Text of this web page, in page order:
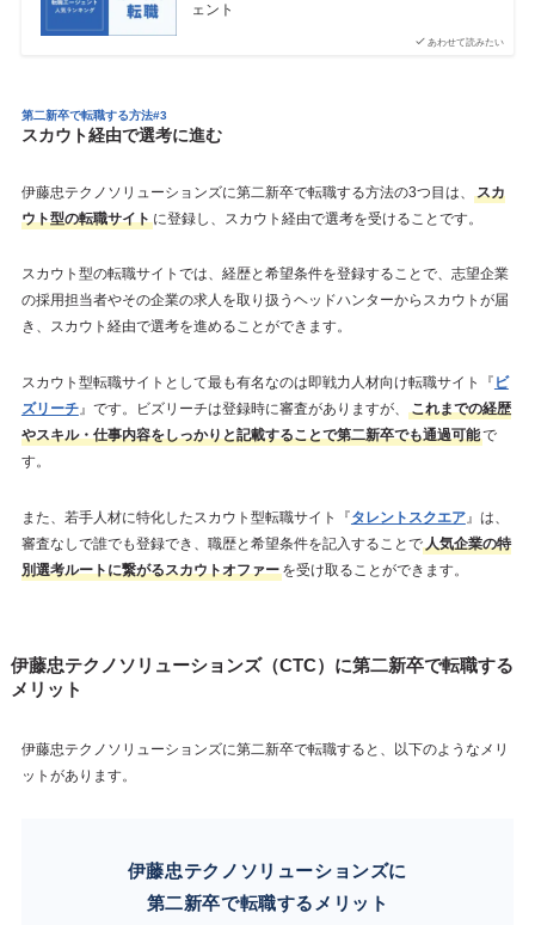
あわせて読みたい
ェント
第二新卒で転職する方法#3
スカウト経由で選考に進む
伊藤忠テクノソリューションズに第二新卒で転職する方法の3つ目は、
スカ
ウト型の転職サイト に登録し、スカウト経由で選考を受けることです。
スカウト型の転職サイトでは、経歴と希望条件を登録することで、志望企業
の採用担当者やその企業の求人を取り扱うヘッドハンターからスカウトが届
き、スカウト経由で選考を進めることができます。
スカウト型転職サイトとして最も有名なのは即戦力人材向け転職サイト『 ビ
ズリーチ』です。ビズリーチは登録時に審査がありますが、
これまでの経歴
やスキル・仕事内容をしっかりと記載することで第二新卒でも通過可能で
す。
また、若手人材に特化したスカウト型転職サイト『タレントスクエア』は、
審査なしで誰でも登録でき、職歴と希望条件を記入することで 人気企業の特
別選考ルートに繋がるスカウトオファー を受け取ることができます。
伊藤忠テクノソリューションズ（CTC）に第二新卒で転職する
メリット
伊藤忠テクノソリューションズに第二新卒で転職すると、以下のようなメリ
ットがあります。
伊藤忠テクノソリューションズに
第二新卒で転職するメリット